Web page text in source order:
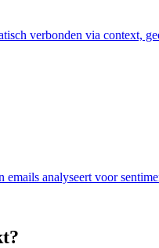
verbonden via context,
emails analyseert voor